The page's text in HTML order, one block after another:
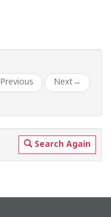
Previous Next→
Search Again